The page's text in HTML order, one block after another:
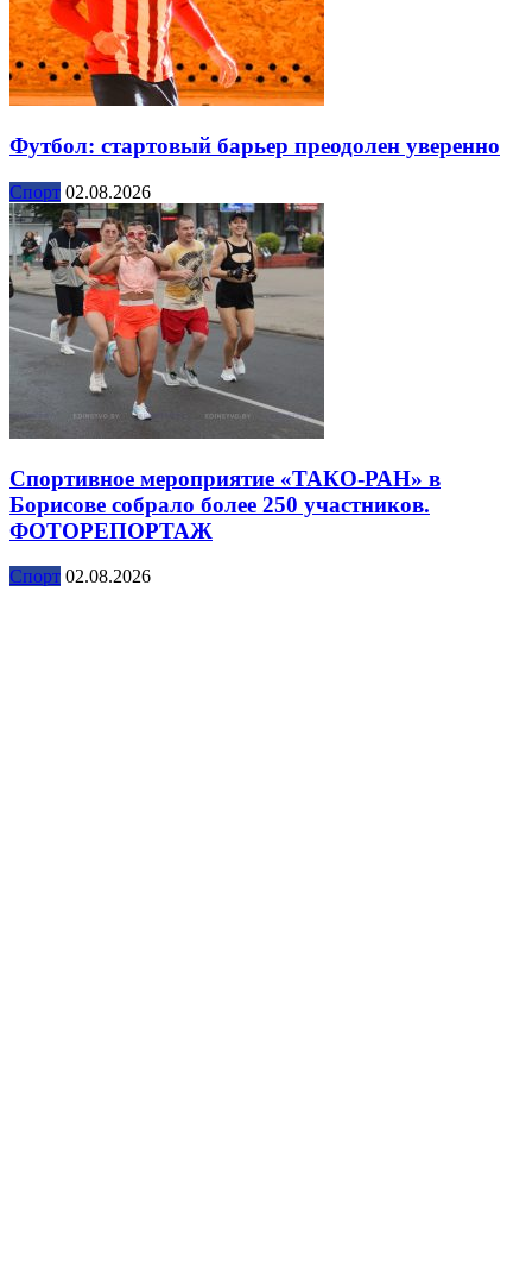
Футбол: стартовый барьер преодолен уверенно
Спорт 02.08.2026
Спортивное мероприятие «ТАКО-РАН» в
Борисове собрало более 250 участников.
ФОТОРЕПОРТАЖ
Спорт 02.08.2026